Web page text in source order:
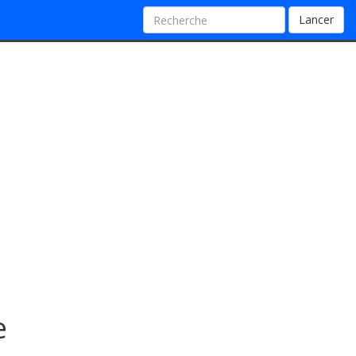
Lancer